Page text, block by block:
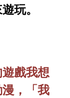
玩。
戲我想
，「我